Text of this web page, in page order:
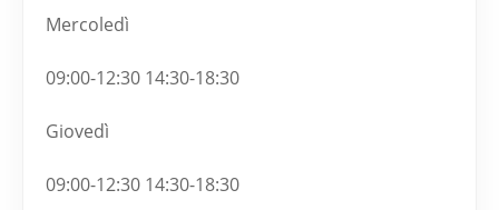
Mercoledì
09:00-12:30 14:30-18:30
Giovedì
09:00-12:30 14:30-18:30